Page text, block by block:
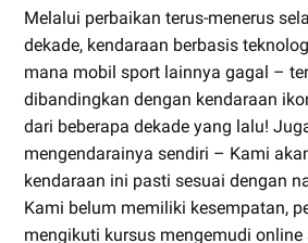
Melalui perbaikan terus-menerus
dekade, kendaraan berbasis
mana mobil sport lainnya gagal –
dibandingkan dengan kendaraan
dari beberapa dekade yang lalu!
mengendarainya sendiri – Kami
kendaraan ini pasti sesuai dengan
Kami belum memiliki kesempatan,
mengikuti kursus mengemudi online